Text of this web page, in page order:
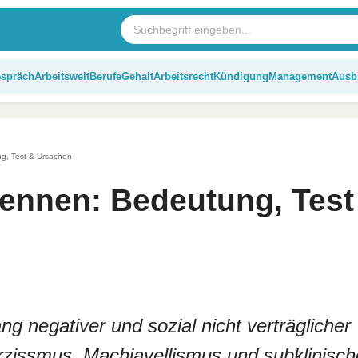
ArbeitsweltBerufeGehaltArbeitsrechtKündigung Management
Test & Ursachen
Bedeutung, Test
negativer und sozial nicht verträglicher